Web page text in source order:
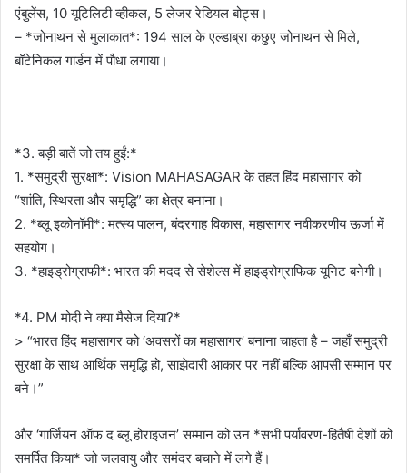
एंबुलेंस, 10 यूटिलिटी व्हीकल, 5 लेजर रेडियल बोट्स।
– *जोनाथन से मुलाकात*: 194 साल के एल्डाब्रा कछुए जोनाथन से मिले,
बॉटेनिकल गार्डन में पौधा लगाया।
*3. बड़ी बातें जो तय हुईं:*
1. *समुद्री सुरक्षा*: Vision MAHASAGAR के तहत हिंद महासागर को
“शांति, स्थिरता और समृद्धि” का क्षेत्र बनाना।
2. *ब्लू इकोनॉमी*: मत्स्य पालन, बंदरगाह विकास, महासागर नवीकरणीय ऊर्जा में
सहयोग।
3. *हाइड्रोग्राफी*: भारत की मदद से सेशेल्स में हाइड्रोग्राफिक यूनिट बनेगी।
*4. PM मोदी ने क्या मैसेज दिया?*
> “भारत हिंद महासागर को ‘अवसरों का महासागर’ बनाना चाहता है – जहाँ समुद्री
सुरक्षा के साथ आर्थिक समृद्धि हो, साझेदारी आकार पर नहीं बल्कि आपसी सम्मान पर
बने।”
और ‘गार्जियन ऑफ द ब्लू होराइजन’ सम्मान को उन *सभी पर्यावरण-हितैषी देशों को
समर्पित किया* जो जलवायु और समंदर बचाने में लगे हैं।